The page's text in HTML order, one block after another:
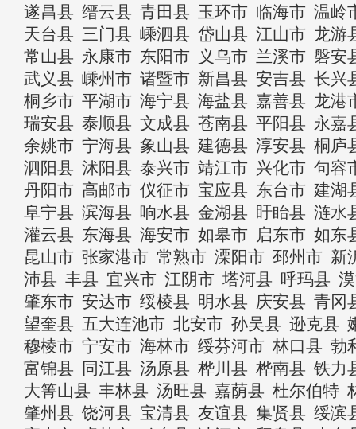
遂昌县 缙云县 青田县 玉环市 临海市 温岭
天台县 三门县 嵊泗县 岱山县 江山市 龙游
常山县 永康市 东阳市 义乌市 兰溪市 磐安
武义县 嵊州市 诸暨市 新昌县 安吉县 长兴
桐乡市 平湖市 海宁县 海盐县 嘉善县 龙港
瑞安县 泰顺县 文成县 苍南县 平阳县 永嘉
余姚市 宁海县 象山县 建德县 淳安县 桐庐
泗阳县 沭阳县 泰兴市 靖江市 兴化市 句容
丹阳市 高邮市 仪征市 宝应县 东台市 建湖
阜宁县 滨海县 响水县 金湖县 盱眙县 涟水
灌云县 东海县 海安市 如皋市 启东市 如东
昆山市 张家港市 常熟市 溧阳市 邳州市 新
沛县 丰县 宜兴市 江阴市 塔河县 呼玛县
肇东市 安达市 绥棱县 明水县 庆安县 青冈
望奎县 五大连池市 北安市 孙吴县 逊克县
穆棱市 宁安市 海林市 绥芬河市 林口县 勃
富锦县
同江县 汤原县 桦川县 桦南县 铁力
大箐山县 丰林县 汤旺县 嘉荫县 杜尔伯特
肇州县 饶河县 宝清县 友谊县 集贤县 绥滨